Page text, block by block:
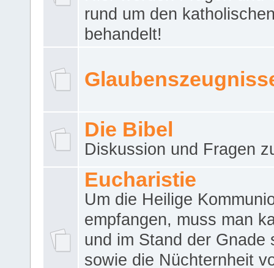
rund um den
behandelt!
Die Bibel
Diskussion und Fragen
Eucharistie
Um die Heilige
empfangen, muss man
und im Stand der Gnade
sowie die Nüchternheit